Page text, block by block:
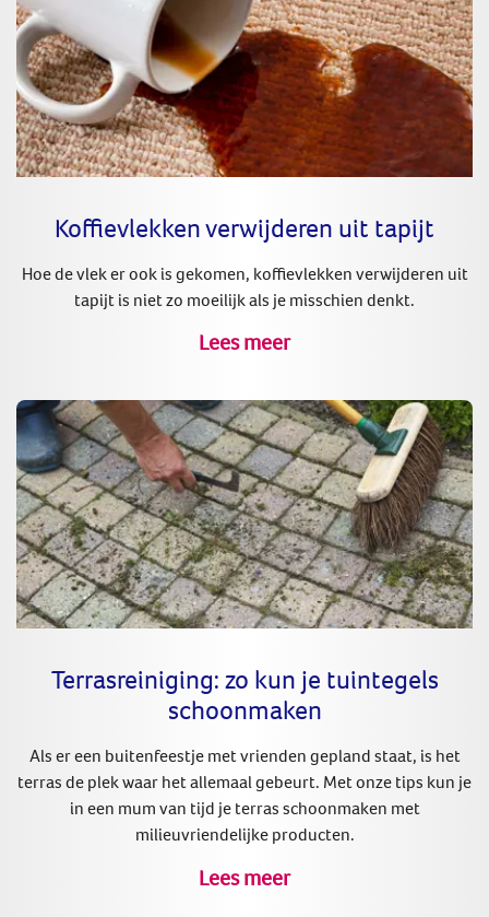
Koffievlekken verwijderen uit tapijt
Hoe de vlek er ook is gekomen, koffievlekken verwijderen uit
tapijt is niet zo moeilijk als je misschien denkt.
Lees meer
Terrasreiniging: zo kun je tuintegels
schoonmaken
Als er een buitenfeestje met vrienden gepland staat, is het
terras de plek waar het allemaal gebeurt. Met onze tips kun je
in een mum van tijd je terras schoonmaken met
milieuvriendelijke producten.
Lees meer